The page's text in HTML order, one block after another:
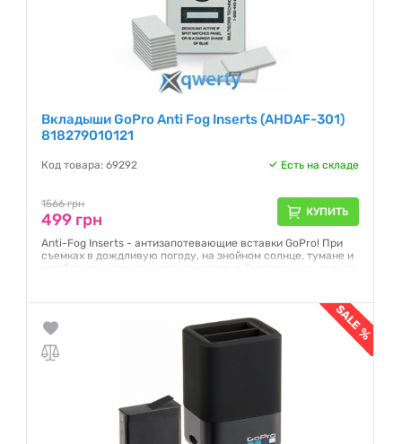
Вкладыши GoPro Anti Fog Inserts (AHDAF-301)
818279010121
Код товара: 69292 Есть на складе
1566 грн
499 грн КУПИТЬ
Anti-Fog Inserts - антизапотевающие вставки GoPro! При
съемках в дождливую погоду, на знойном солнце, тумане и
при больших перепадах температур, в боксе камеры иногда
Гарантия: